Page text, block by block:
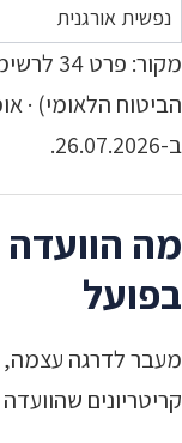
נפשית אורגנית
מקור:
הביטוח הלאומי) ·
ב-26.07.2026.
מה
בפועל
מעבר לדרגה עצמה,
קריטריונים